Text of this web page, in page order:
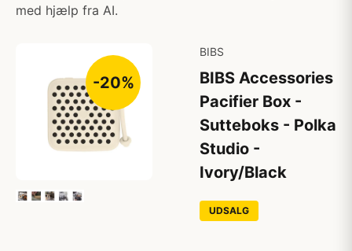
med hjælp fra AI.
-20%
BIBS
BIBS Accessories
Pacifier Box -
Sutteboks - Polka
Studio -
Ivory/Black
UDSALG